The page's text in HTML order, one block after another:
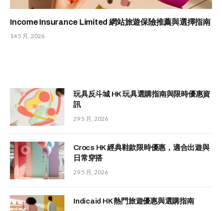
Income Insurance Limited 網站旅遊保險推薦與選擇指南
14 5 月, 2026
玩具反斗城 HK 玩具選購指南與限時優惠資
訊
29 5 月, 2026
Crocs HK 經典鞋款限時優惠，適合出遊與
日常穿搭
29 5 月, 2026
Indicaid HK 熱門旅遊優惠與選購指南